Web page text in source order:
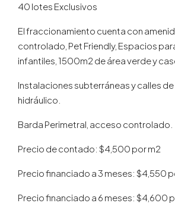
40 lotes Exclusivos
El fraccionamiento cuenta con
controlado, Pet Friendly, Espacios
infantiles, 1500m2 de área verde y
Instalaciones subterráneas y calles
hidráulico.
Barda Perimetral, acceso controlado.
Precio de contado: $4,500 por m2
Precio financiado a 3 meses: $4,550
Precio financiado a 6 meses: $4,600